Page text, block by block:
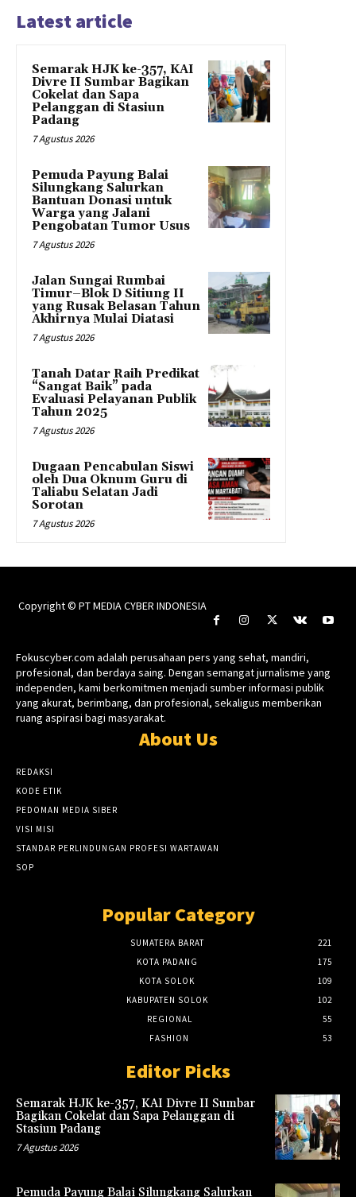
Latest article
Semarak HJK ke-357, KAI
Divre II Sumbar Bagikan
Cokelat dan Sapa
Pelanggan di Stasiun
Padang
7 Agustus 2026
Pemuda Payung Balai
Silungkang Salurkan
Bantuan Donasi untuk
Warga yang Jalani
Pengobatan Tumor Usus
7 Agustus 2026
Jalan Sungai Rumbai
Timur–Blok D Sitiung II
yang Rusak Belasan Tahun
Akhirnya Mulai Diatasi
7 Agustus 2026
Tanah Datar Raih Predikat
“Sangat Baik” pada
Evaluasi Pelayanan Publik
Tahun 2025
7 Agustus 2026
Dugaan Pencabulan Siswi
oleh Dua Oknum Guru di
Taliabu Selatan Jadi
Sorotan
7 Agustus 2026
Copyright © PT MEDIA CYBER INDONESIA
Fokuscyber.com adalah perusahaan pers yang sehat, mandiri,
profesional, dan berdaya saing. Dengan semangat jurnalisme yang
independen, kami berkomitmen menjadi sumber informasi publik
yang akurat, berimbang, dan profesional, sekaligus memberikan
ruang aspirasi bagi masyarakat.
About Us
REDAKSI
KODE ETIK
PEDOMAN MEDIA SIBER
VISI MISI
STANDAR PERLINDUNGAN PROFESI WARTAWAN
SOP
Popular Category
SUMATERA BARAT
221
KOTA PADANG
175
KOTA SOLOK
109
KABUPATEN SOLOK
102
REGIONAL
55
FASHION
53
Editor Picks
Semarak HJK ke-357, KAI Divre II Sumbar
Bagikan Cokelat dan Sapa Pelanggan di
Stasiun Padang
7 Agustus 2026
Pemuda Payung Balai Silungkang Salurkan